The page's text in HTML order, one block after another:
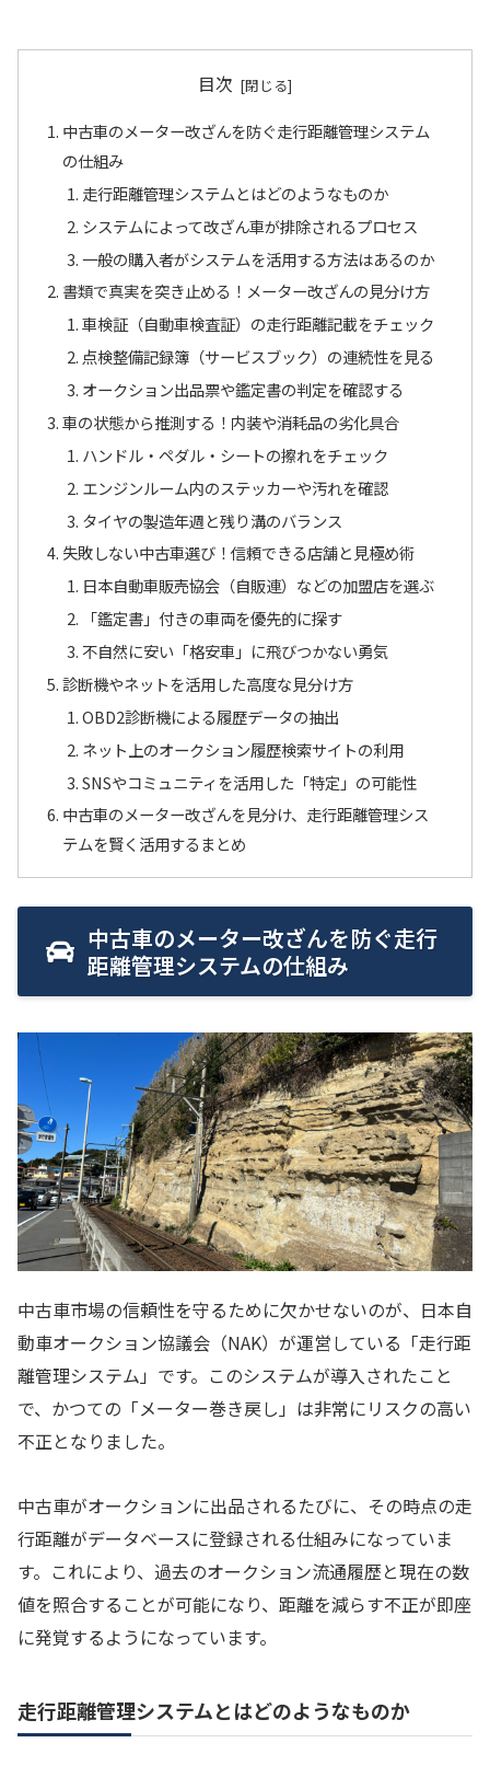
目次
中古車のメーター改ざんを防ぐ走行距離管理システム
の仕組み
走行距離管理システムとはどのようなものか
システムによって改ざん車が排除されるプロセス
一般の購入者がシステムを活用する方法はあるのか
書類で真実を突き止める！メーター改ざんの見分け方
車検証（自動車検査証）の走行距離記載をチェック
点検整備記録簿（サービスブック）の連続性を見る
オークション出品票や鑑定書の判定を確認する
車の状態から推測する！内装や消耗品の劣化具合
ハンドル・ペダル・シートの擦れをチェック
エンジンルーム内のステッカーや汚れを確認
タイヤの製造年週と残り溝のバランス
失敗しない中古車選び！信頼できる店舗と見極め術
日本自動車販売協会（自販連）などの加盟店を選ぶ
「鑑定書」付きの車両を優先的に探す
不自然に安い「格安車」に飛びつかない勇気
診断機やネットを活用した高度な見分け方
OBD2診断機による履歴データの抽出
ネット上のオークション履歴検索サイトの利用
SNSやコミュニティを活用した「特定」の可能性
中古車のメーター改ざんを見分け、走行距離管理シス
テムを賢く活用するまとめ
中古車のメーター改ざんを防ぐ走行
距離管理システムの仕組み
中古車市場の信頼性を守るために欠かせないのが、日本自
動車オークション協議会（NAK）が運営している「走行距
離管理システム」です。このシステムが導入されたこと
で、かつての「メーター巻き戻し」は非常にリスクの高い
不正となりました。
中古車がオークションに出品されるたびに、その時点の走
行距離がデータベースに登録される仕組みになっていま
す。これにより、過去のオークション流通履歴と現在の数
値を照合することが可能になり、距離を減らす不正が即座
に発覚するようになっています。
走行距離管理システムとはどのようなものか